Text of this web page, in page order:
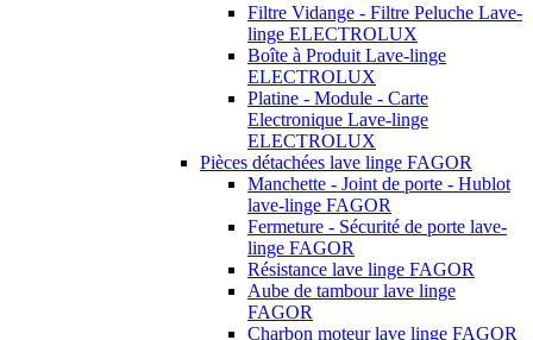
Filtre Vidange - Filtre Peluche Lave-
linge ELECTROLUX
Boîte à Produit Lave-linge
ELECTROLUX
Platine - Module - Carte
Electronique Lave-linge
ELECTROLUX
Pièces détachées lave linge FAGOR
Manchette - Joint de porte - Hublot
lave-linge FAGOR
Fermeture - Sécurité de porte lave-
linge FAGOR
Résistance lave linge FAGOR
Aube de tambour lave linge
FAGOR
Charbon moteur lave linge FAGOR